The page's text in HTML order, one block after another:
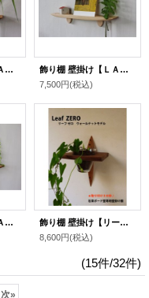
飾り棚 壁掛け【ＬＡＩＮ（ライン）３０オークゼロモデル】木製のウォールシェルフ
飾り棚 壁掛け【ＬＡＩＮ（ライン）３０ホワイトゼロモデル】木製のウォールシェルフ
7,500円(税込)
飾り棚 壁掛け【ＬＡＩＮ（ライン）３０クルミゼロモデル】木製のウォールシェルフ
飾り棚 壁掛け【リーフ（leaf)ゼロ ウォールナットモデル】木製のインテリアグリーンウォールシェルフ
8,600円(税込)
(15件/32件)
次»